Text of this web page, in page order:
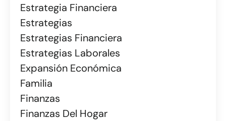
Estrategia Financiera
Estrategias
Estrategias Financiera
Estrategias Laborales
Expansión Económica
Familia
Finanzas
Finanzas Del Hogar